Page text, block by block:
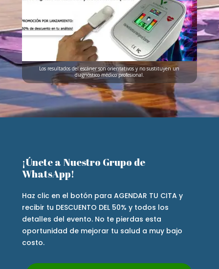
Los resultados del escáner son orientativos y no sustituyen un
diagnóstico médico profesional.
¡Únete a Nuestro Grupo de
WhatsApp!
Haz clic en el botón para AGENDAR TU CITA y
recibir tu DESCUENTO DEL 50% y todos los
detalles del evento. No te pierdas esta
oportunidad de mejorar tu salud a muy bajo
costo.